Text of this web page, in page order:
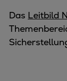
Das Leitbild